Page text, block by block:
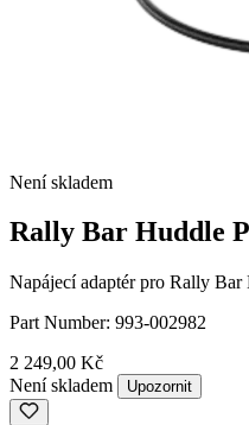
Není skladem
Rally Bar Huddle
Napájecí adaptér pro Rally
Part Number: 993-002982
2 249,00 Kč
Není skladem
Upozornit